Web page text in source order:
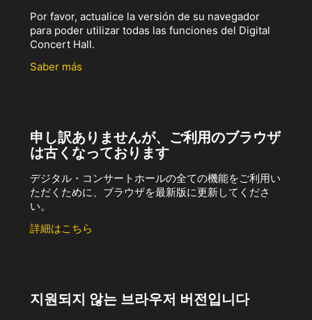
Por favor, actualice la versión de su navegador
para poder utilizar todas las funciones del Digital
Concert Hall.
Saber más
申し訳ありませんが、ご利用のブラウザ
は古くなっております
デジタル・コンサートホールの全ての機能をご利用い
ただくために、ブラウザを最新版に更新してくださ
い。
詳細はこちら
지원되지 않는 브라우저 버전입니다